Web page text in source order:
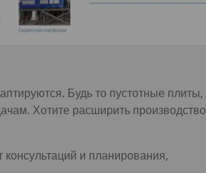
Будь то пустотные плиты,
Хотите расширить производство
и планирования,